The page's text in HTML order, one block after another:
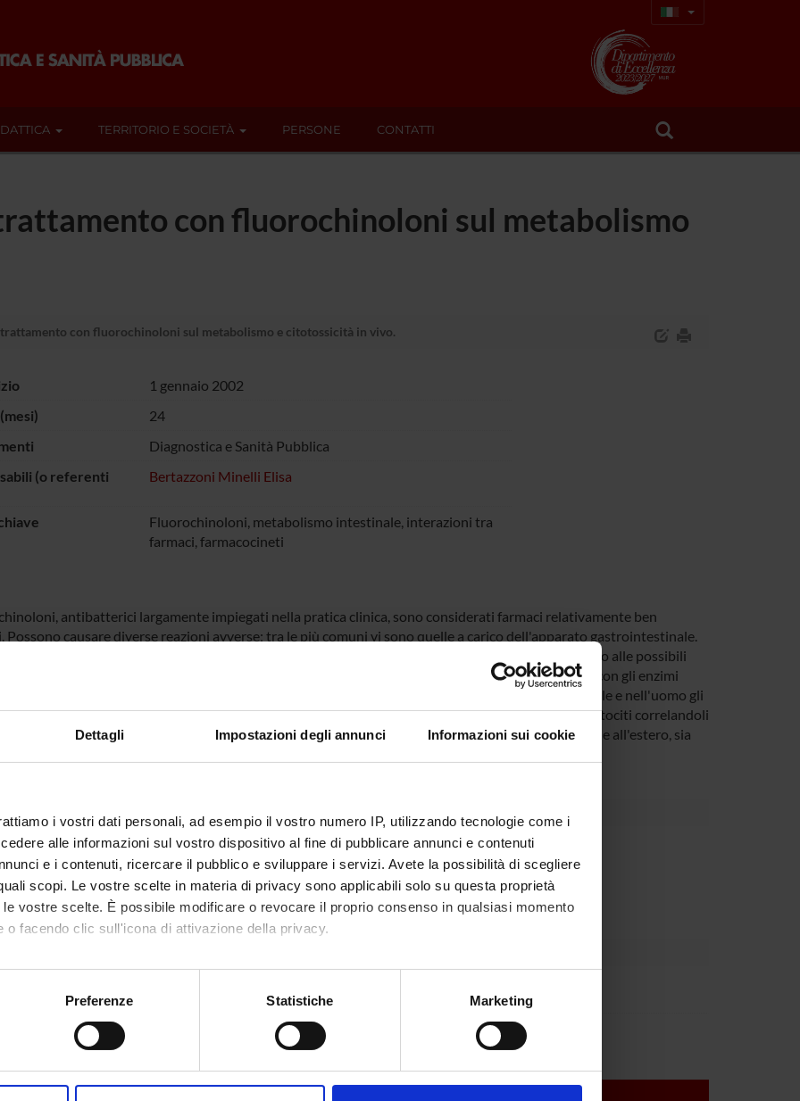
Dettagli Impostazioni degli annunci Informazioni sui cookie
i vostri dati personali, ad esempio il vostro numero IP, utilizzando tecnologie come i
alle informazioni sul vostro dispositivo al fine di pubblicare annunci e contenuti
e i contenuti, ricercare il pubblico e sviluppare i servizi. Avete la possibilità di scegliere
scopi. Le vostre scelte in materia di privacy sono applicabili solo su questa proprietà
vostre scelte. È possibile modificare o revocare il proprio consenso in qualsiasi momento
o facendo clic sull'icona di attivazione della privacy.
anche:
sulla tua posizione geografica, con un'approssimazione di qualche metro,
in qualsiasi momento dalla Dichiarazione sui cookie.
Preferenze Statistiche Marketing
TERRITORIO E SOCIETÀ PERSONE CONTATTI
con fluorochinoloni sul metabolismo
con fluorochinoloni sul metabolismo e citotossicità in vivo.
1 gennaio 2002
24
Diagnostica e Sanità Pubblica
(o referenti
Bertazzoni Minelli Elisa
Fluorochinoloni, metabolismo intestinale, interazioni tra
farmaci, farmacocineti
antibatterici largamente impiegati nella pratica clinica, sono considerati farmaci relativamente ben
Possono causare diverse reazioni avverse; tra le più comuni vi sono quelle a carico dell'apparato gastrointestinale.
questi presentano anche un passaggio trans-intestinale. Esistono pochi dati in letteratura riguardo alle possibili
che questi antibiotici e/o i loro metaboliti possono produrre a livello della mucosa intestinale e con gli enzimi
nel loro metabolismo. Il nostro contributo al progetto è quello di valutare nell'animale sperimentale e nell'uomo gli
di alcuni fluorochinoloni su enterociti, di studiare possibili danni cellulari in linfociti e/o in epatociti correlandoli
di farmacocinetica. Verranno studiati sia antibatterici presenti normalmente in commercio in Italia e all'estero, sia
FINANZIATORI:
dell'Istruzione
e della
Finanziamento:assegnato e gestito dal Dipartimento
Programma:PRIN
Minelli